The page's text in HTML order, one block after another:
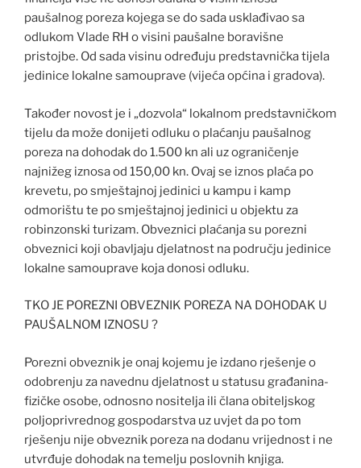
paušalnog poreza kojega se do sada usklađivao sa
odlukom Vlade RH o visini paušalne boravišne
pristojbe. Od sada visinu određuju predstavnička tijela
jedinice lokalne samouprave (vijeća općina i gradova).
Također novost je i „dozvola“ lokalnom predstavničkom
tijelu da može donijeti odluku o plaćanju paušalnog
poreza na dohodak do 1.500 kn ali uz ograničenje
najnižeg iznosa od 150,00 kn. Ovaj se iznos plaća po
krevetu, po smještajnoj jedinici u kampu i kamp
odmorištu te po smještajnoj jedinici u objektu za
robinzonski turizam. Obveznici plaćanja su porezni
obveznici koji obavljaju djelatnost na području jedinice
lokalne samouprave koja donosi odluku.
TKO JE POREZNI OBVEZNIK POREZA NA DOHODAK U
PAUŠALNOM IZNOSU ?
Porezni obveznik je onaj kojemu je izdano rješenje o
odobrenju za navednu djelatnost u statusu građanina-
fizičke osobe, odnosno nositelja ili člana obiteljskog
poljoprivrednog gospodarstva uz uvjet da po tom
rješenju nije obveznik poreza na dodanu vrijednost i ne
utvrđuje dohodak na temelju poslovnih knjiga.